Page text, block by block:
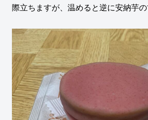
際立ちますが、温めると逆に安納芋